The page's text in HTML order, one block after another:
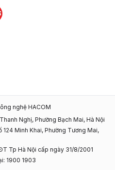
nghệ HACOM
Nghị, Phường Bạch Mai, Hà Nội
124 Minh Khai, Phường Tương Mai,
Tp Hà Nội cấp ngày 31/8/2001
1900 1903